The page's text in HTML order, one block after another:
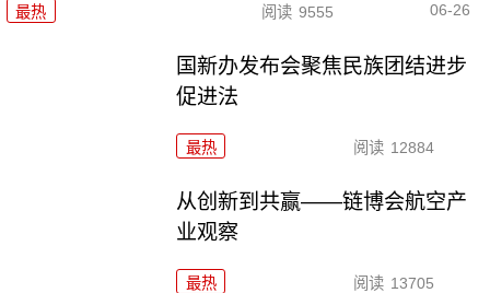
最热 阅读 9555 06-26
国新办发布会聚焦民族团结进步
促进法
最热 阅读 12884
从创新到共赢——链博会航空产
业观察
最热 阅读 13705